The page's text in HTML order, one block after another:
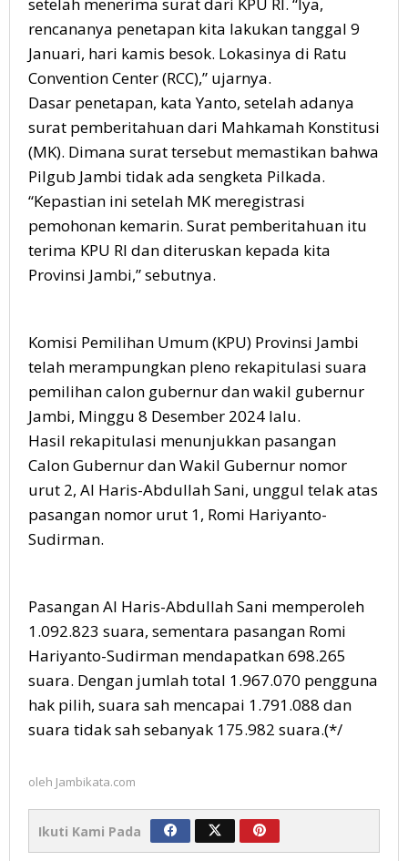
rencananya penetapan kita lakukan tanggal 9
Januari, hari kamis besok. Lokasinya di Ratu
Convention Center (RCC),” ujarnya.
Dasar penetapan, kata Yanto, setelah adanya
surat pemberitahuan dari Mahkamah Konstitusi
(MK). Dimana surat tersebut memastikan bahwa
Pilgub Jambi tidak ada sengketa Pilkada.
“Kepastian ini setelah MK meregistrasi
pemohonan kemarin. Surat pemberitahuan itu
terima KPU RI dan diteruskan kepada kita
Provinsi Jambi,” sebutnya.
Komisi Pemilihan Umum (KPU) Provinsi Jambi
telah merampungkan pleno rekapitulasi suara
pemilihan calon gubernur dan wakil gubernur
Jambi, Minggu 8 Desember 2024 lalu.
Hasil rekapitulasi menunjukkan pasangan
Calon Gubernur dan Wakil Gubernur nomor
urut 2, Al Haris-Abdullah Sani, unggul telak atas
pasangan nomor urut 1, Romi Hariyanto-
Sudirman.
Pasangan Al Haris-Abdullah Sani memperoleh
1.092.823 suara, sementara pasangan Romi
Hariyanto-Sudirman mendapatkan 698.265
suara. Dengan jumlah total 1.967.070 pengguna
hak pilih, suara sah mencapai 1.791.088 dan
suara tidak sah sebanyak 175.982 suara.(*/
oleh Jambikata.com
Ikuti Kami Pada